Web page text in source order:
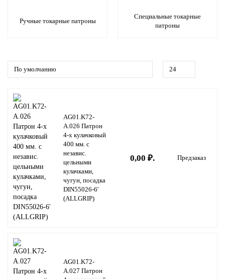
Ручные токарные патроны
Специальные токарные
патроны
AG01.K72-
A.026 Патрон
4-х кулачковый
400 мм. с
независ.
цельными
кулачками,
чугун, посадка
DIN55026-6'
(ALLGRIP)
0,00 ₽. Предзаказ
AG01.K72-
A.027 Патрон